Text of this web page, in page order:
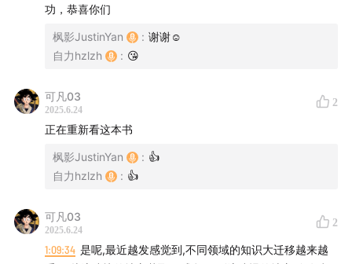
联系我们
微信听友群：加 fyfyFM 进群
节目收听方式
来订阅收听本节目。
直接订阅 Feed URL
Apple iTunes Podcast - 枫言枫语
功，恭喜你们
枫影JustinYan : 谢谢☺️
自力hzlzh
: 😘
可凡03
2025.6.24
2
正在重新看这本书
枫影JustinYan : 👍
自力hzlzh
: 👍
可凡03
2025.6.24
2
1:09:34 是呢,最近越发感觉到,不同领域的知识大迁移越来越